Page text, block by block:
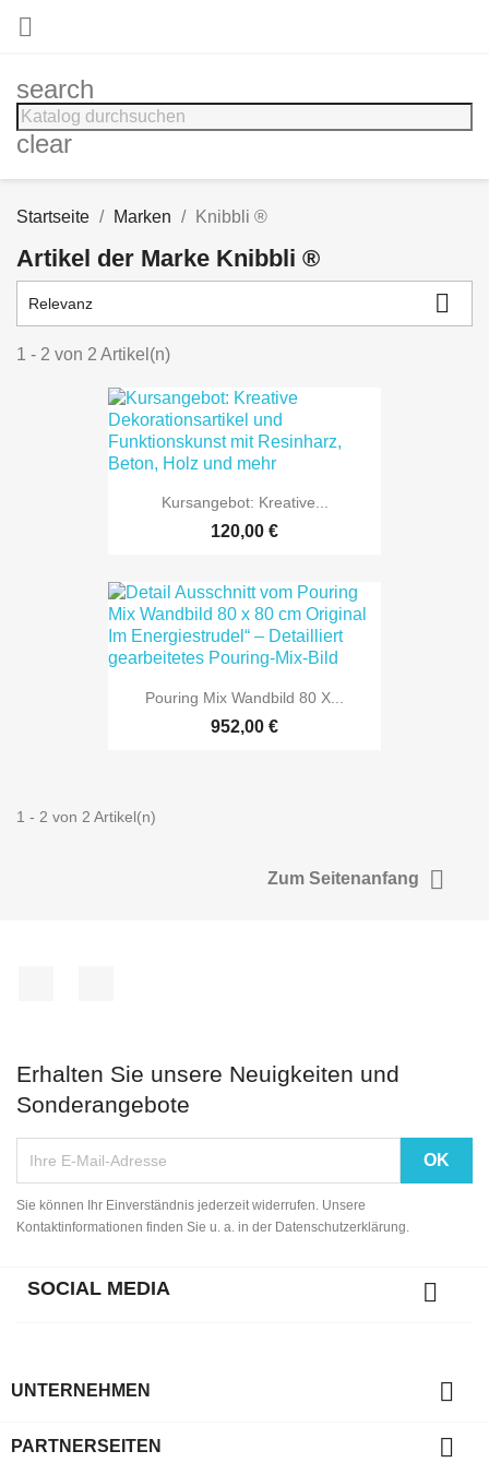

search
clear
Startseite Marken Knibbli ®
Artikel der Marke Knibbli ®
Relevanz 
1 - 2 von 2 Artikel(n)
Kursangebot: Kreative...
120,00 €
Pouring Mix Wandbild 80 X...
952,00 €
1 - 2 von 2 Artikel(n)
Zum Seitenanfang 
Erhalten Sie unsere Neuigkeiten und
Sonderangebote
Sie können Ihr Einverständnis jederzeit widerrufen. Unsere
Kontaktinformationen finden Sie u. a. in der Datenschutzerklärung.
SOCIAL MEDIA 
UNTERNEHMEN 
PARTNERSEITEN 